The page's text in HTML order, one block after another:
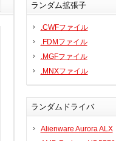
ランダム拡張子
.CWFファイル
.FDMファイル
.MGFファイル
.MNXファイル
ランダムドライバ
Alienware Aurora ALX